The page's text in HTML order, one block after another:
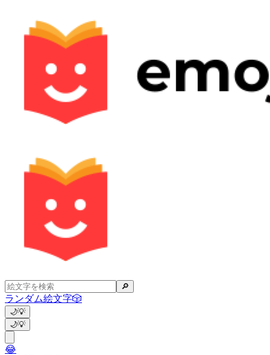
🔎
ランダム絵文字🎲
🌙💡
🌙💡
😂